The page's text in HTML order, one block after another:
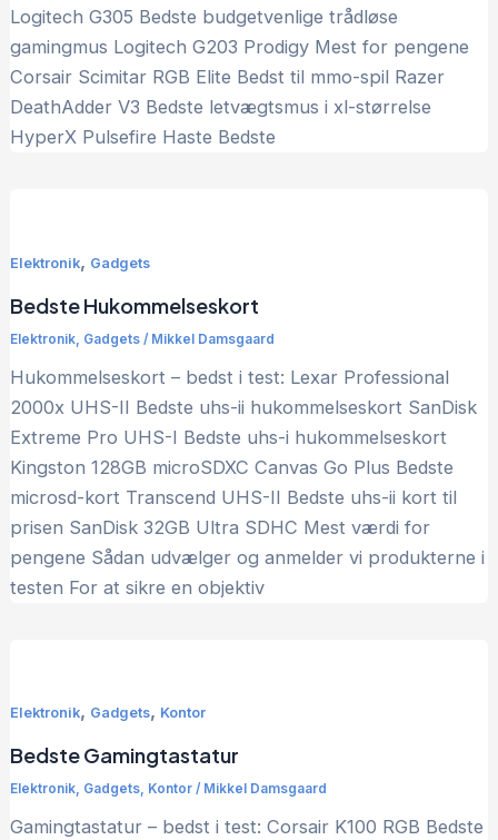
Logitech G305 Bedste budgetvenlige trådløse
gamingmus Logitech G203 Prodigy Mest for pengene
Corsair Scimitar RGB Elite Bedst til mmo-spil Razer
DeathAdder V3 Bedste letvægtsmus i xl-størrelse
HyperX Pulsefire Haste Bedste
Elektronik, Gadgets
Bedste Hukommelseskort
Elektronik, Gadgets/ Mikkel Damsgaard
Hukommelseskort – bedst i test: Lexar Professional
2000x UHS-II Bedste uhs-ii hukommelseskort SanDisk
Extreme Pro UHS-I Bedste uhs-i hukommelseskort
Kingston 128GB microSDXC Canvas Go Plus Bedste
microsd-kort Transcend UHS-II Bedste uhs-ii kort til
prisen SanDisk 32GB Ultra SDHC Mest værdi for
pengene Sådan udvælger og anmelder vi produkterne i
testen For at sikre en objektiv
Elektronik, Gadgets, Kontor
Bedste Gamingtastatur
Elektronik, Gadgets, Kontor/ Mikkel Damsgaard
Gamingtastatur – bedst i test: Corsair K100 RGB Bedste